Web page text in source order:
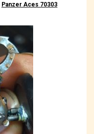
Panzer Aces 70303